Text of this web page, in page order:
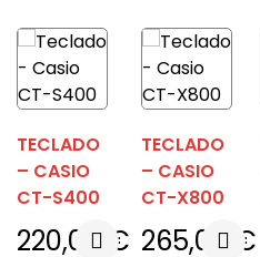
TECLADO
– CASIO
CT-S400
220,00 €
TECLADO
– CASIO
CT-X800
265,00 €